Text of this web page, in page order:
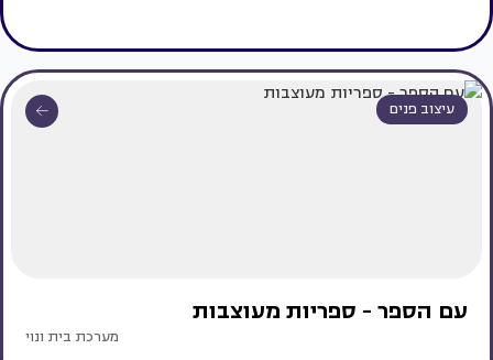
עיצוב פנים
עם הספר - ספריות מעוצבות
מערכת בית ונוי